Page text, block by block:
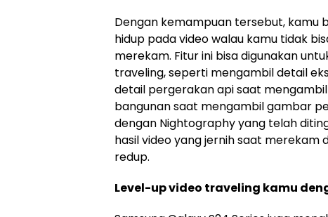
Dengan kemampuan tersebut, kamu
hidup pada video walau kamu tidak
merekam. Fitur ini bisa digunakan
traveling, seperti mengambil detail
detail pergerakan api saat
bangunan saat mengambil gambar
dengan Nightography yang telah
hasil video yang jernih saat merekam
redup.
Level-up video traveling kamu